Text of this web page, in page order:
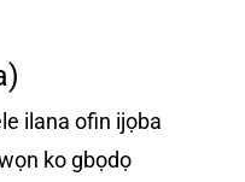
ilana ofin ijọba
ko gbọdọ